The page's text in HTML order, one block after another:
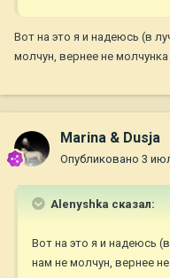
Вот на это я и надеюсь (в
молчун, вернее не
Marina & Dusja
Опубликовано 3
Alenyshka сказал:
Вот на это я и надеюсь
нам не молчун, вернее